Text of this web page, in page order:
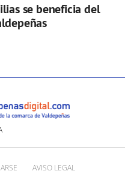
se beneficia del
AVISO LEGAL